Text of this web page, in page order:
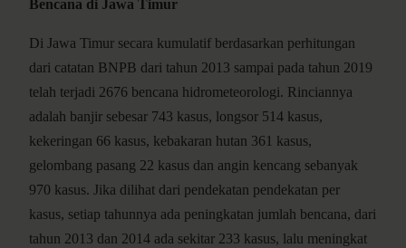
Bencana di Jawa Timur
Di Jawa Timur secara kumulatif berdasarkan perhitungan
dari catatan BNPB dari tahun 2013 sampai pada tahun 2019
telah terjadi 2676 bencana hidrometeorologi. Rinciannya
adalah banjir sebesar 743 kasus, longsor 514 kasus,
kekeringan 66 kasus, kebakaran hutan 361 kasus,
gelombang pasang 22 kasus dan angin kencang sebanyak
970 kasus. Jika dilihat dari pendekatan pendekatan per
kasus, setiap tahunnya ada peningkatan jumlah bencana, dari
tahun 2013 dan 2014 ada sekitar 233 kasus, lalu meningkat